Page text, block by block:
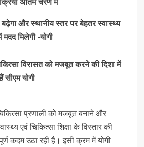
बढ़ेगा और स्थानीय स्तर पर बेहतर स्वास्थ्य
मिलेगी -योगी
विरासत को मजबूत करने की दिशा में
सीएम योगी
प्रणाली को मजबूत बनाने और
एवं चिकित्सा शिक्षा के विस्तार की
कदम उठा रही है। इसी क्रम में योगी